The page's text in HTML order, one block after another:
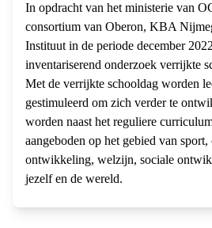
In opdracht van het ministerie van
consortium van Oberon, KBA
Instituut in de periode december
inventariserend onderzoek verrijkte
Met de verrijkte schooldag worden
gestimuleerd om zich verder te
worden naast het reguliere
aangeboden op het gebied van
ontwikkeling, welzijn, sociale
jezelf en de wereld.